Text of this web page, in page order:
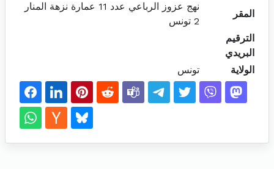
المقر
نهج عزوز الرباعي عدد 11 عمارة نزهة المنار
2 تونس
الترقيم
البريدي
الولاية
تونس